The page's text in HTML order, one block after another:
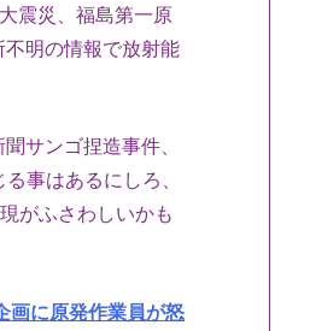
震災、福島第一原
明の情報で放射能
サンゴ捏造事件、
事はあるにしろ、
がふさわしいかも
画に原発作業員が怒